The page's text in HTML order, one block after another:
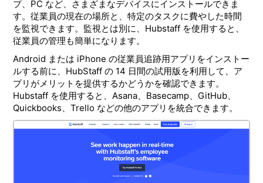
プ、PC など、さまざまなデバイスにインストールできま
す。従業員の現在の場所と、特定のタスクに費やした時間
を監視できます。監視とは別に、Hubstaff を使用すると、
従業員の管理も簡単になります。
Android または iPhone の従業員追跡用アプリをインストー
ルする前に、HubStaff の 14 日間の試用版を利用して、ア
プリがメリットを提供するかどうかを確認できます。
Hubstaff を使用すると、Asana、Basecamp、GitHub、
Quickbooks、Trello などの他のアプリを統合できます。